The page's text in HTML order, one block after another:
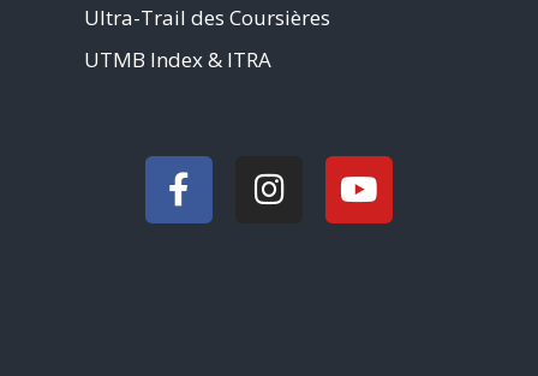
Ultra-Trail des Coursières
UTMB Index & ITRA